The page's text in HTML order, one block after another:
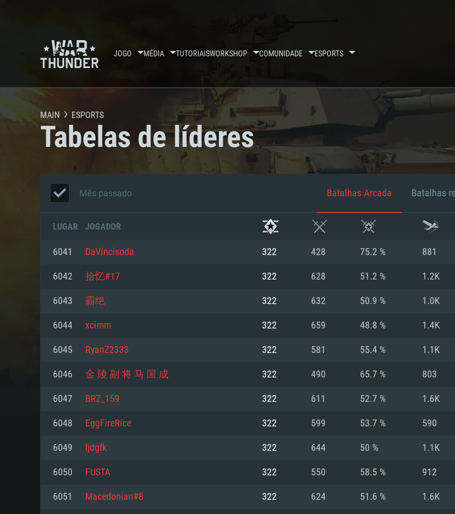
JOGO MÉDIA TUTORIAISWORKSHOP COMUNIDADE ESPORTS
REQUERIMENTOS DE
Mínimo Recomendado
Mínimo Recomendado
Mínimo Recomendado
MAIN ESPORTS
Tabelas de líderes
Mês passado Batalhas Arcada Batalhas
LUGAR JOGADOR
6041 DaVincisoda 322 428 75.2 % 881
6042 拾忆#17 322 628 51.2 % 1.2K
6043 霸绝 322 632 50.9 % 1.0K
6044 xcimm 322 659 48.8 % 1.4K
6045 RyanZ2333 322 581 55.4 % 1.1K
6046 金 陵 副 将 马 国 成 322 490 65.7 % 803
6047 BRZ_159 322 611 52.7 % 1.6K
6048 EggFireRice 322 599 53.7 % 590
6049 ljdgfk 322 644 50 % 1.1K
6050 FUSTA 322 550 58.5 % 912
6051 Macedonian#8 322 624 51.6 % 1.6K